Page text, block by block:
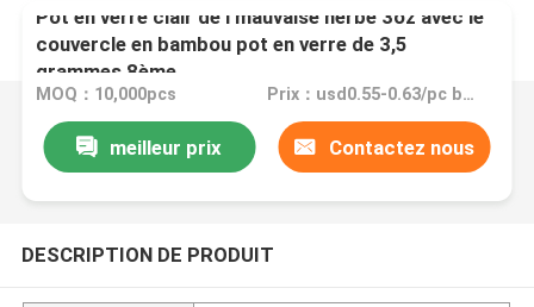
Pot en verre clair de l'mauvaise herbe 3oz avec le
couvercle en bambou pot en verre de 3,5
grammes 8ème
MOQ：10,000pcs Prix：usd0.55-0.63/pc based on different quantities
meilleur prix Contactez nous
DESCRIPTION DE PRODUIT